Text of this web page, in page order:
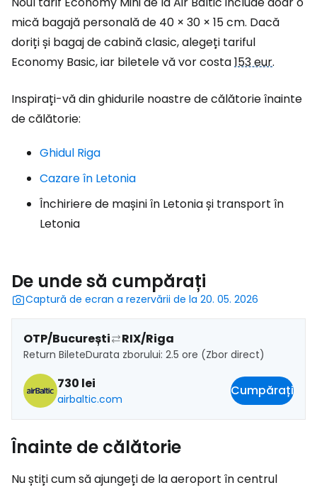
mică bagajă personală de 40 × 30 × 15 cm. Dacă
doriți și bagaj de cabină clasic, alegeți tariful
Economy Basic, iar biletele vă vor costa153 eur.
Inspirați-vă din ghidurile noastre de călătorie înainte
de călătorie:
Ghidul Riga
Cazare în Letonia
Închiriere de mașini în Letonia și transport în
Letonia
De unde să cumpărați
Captură de ecran a rezervării de la 20. 05. 2026
OTP/București RIX/Riga
Return BileteDurata zborului: 2.5 ore (Zbor direct)
730 lei
airbaltic.com
Cumpărați
Înainte de călătorie
Nu știți cum să ajungeți de la aeroport în centrul